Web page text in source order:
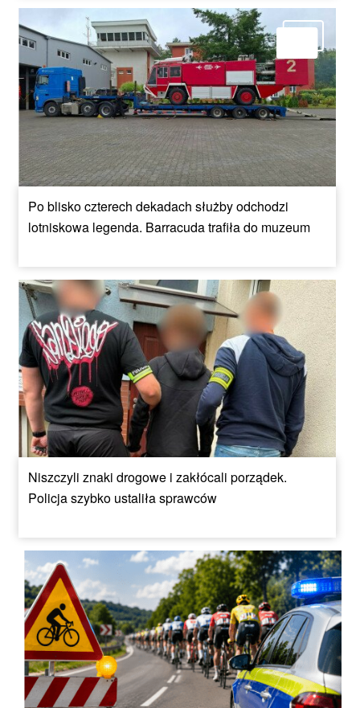
Po blisko czterech dekadach służby odchodzi
lotniskowa legenda. Barracuda trafiła do muzeum
Niszczyli znaki drogowe i zakłócali porządek.
Policja szybko ustaliła sprawców